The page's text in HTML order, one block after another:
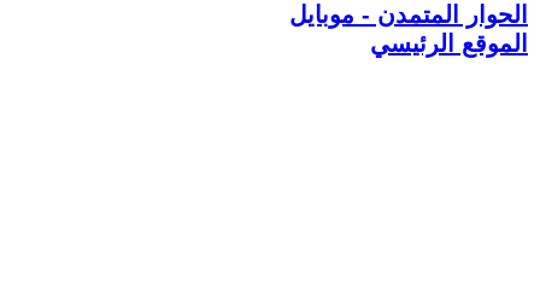
الحوار المتمدن - موبايل
الموقع الرئيسي